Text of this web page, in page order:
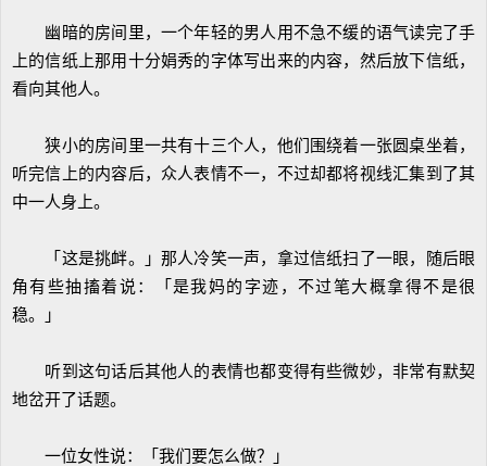
幽暗的房间里，一个年轻的男人用不急不缓的语气读完了手
上的信纸上那用十分娟秀的字体写出来的内容，然后放下信纸，
看向其他人。
狭小的房间里一共有十三个人，他们围绕着一张圆桌坐着，
听完信上的内容后，众人表情不一，不过却都将视线汇集到了其
中一人身上。
「这是挑衅。」那人冷笑一声，拿过信纸扫了一眼，随后眼
角有些抽搐着说：「是我妈的字迹，不过笔大概拿得不是很
稳。」
听到这句话后其他人的表情也都变得有些微妙，非常有默契
地岔开了话题。
一位女性说：「我们要怎么做？」